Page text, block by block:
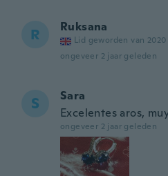
R Ruksana
Lid geworden van 2020
ongeveer 2 jaar geleden
S
Sara
Excelentes aros,
ongeveer 2 jaar geleden